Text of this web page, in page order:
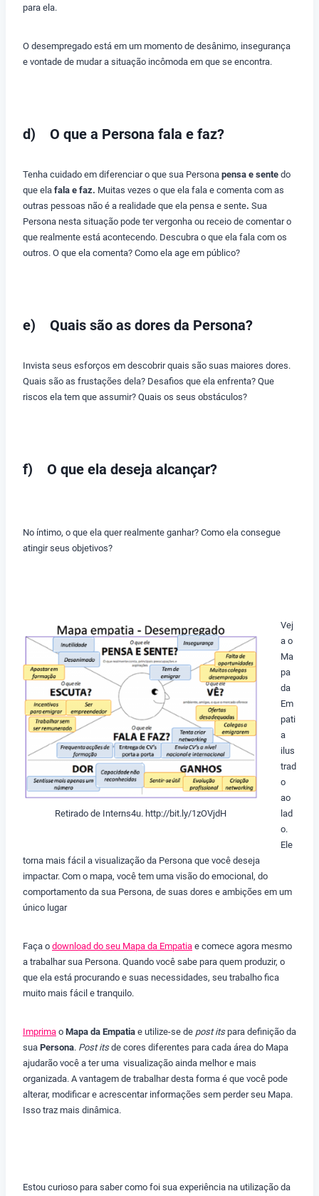
para ela.
O desempregado está em um momento de desânimo, insegurança
e vontade de mudar a situação incômoda em que se encontra.
d) O que a Persona fala e faz?
Tenha cuidado em diferenciar o que sua Persona pensa e sente do
que ela fala e faz. Muitas vezes o que ela fala e comenta com as
outras pessoas não é a realidade que ela pensa e sente. Sua
Persona nesta situação pode ter vergonha ou receio de comentar o
que realmente está acontecendo. Descubra o que ela fala com os
outros. O que ela comenta? Como ela age em público?
e) Quais são as dores da Persona?
Invista seus esforços em descobrir quais são suas maiores dores.
Quais são as frustações dela? Desafios que ela enfrenta? Que
riscos ela tem que assumir? Quais os seus obstáculos?
f) O que ela deseja alcançar?
No íntimo, o que ela quer realmente ganhar? Como ela consegue
atingir seus objetivos?
Retirado de Interns4u. http://bit.ly/1zOVjdH
Vej
a o
Ma
pa
da
Em
pati
a
ilus
trad
o
ao
lad
o.
Ele
torna mais fácil a visualização da Persona que você deseja
impactar. Com o mapa, você tem uma visão do emocional, do
comportamento da sua Persona, de suas dores e ambições em um
único lugar
Faça o download do seu Mapa da Empatia e comece agora mesmo
a trabalhar sua Persona. Quando você sabe para quem produzir, o
que ela está procurando e suas necessidades, seu trabalho fica
muito mais fácil e tranquilo.
Imprima o Mapa da Empatia e utilize-se de post itspara definição da
sua Persona. Post itsde cores diferentes para cada área do Mapa
ajudarão você a ter uma visualização ainda melhor e mais
organizada. A vantagem de trabalhar desta forma é que você pode
alterar, modificar e acrescentar informações sem perder seu Mapa.
Isso traz mais dinâmica.
Estou curioso para saber como foi sua experiência na utilização da